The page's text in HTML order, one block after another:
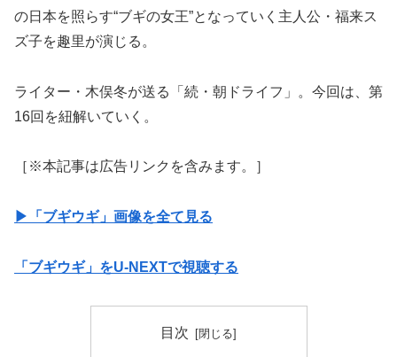
の日本を照らす“ブギの女王”となっていく主人公・福来ス
ズ子を趣里が演じる。
ライター・木俣冬が送る「続・朝ドライフ」。今回は、第
16回を紐解いていく。
［※本記事は広告リンクを含みます。］
▶︎「ブギウギ」画像を全て見る
「ブギウギ」をU-NEXTで視聴する
目次